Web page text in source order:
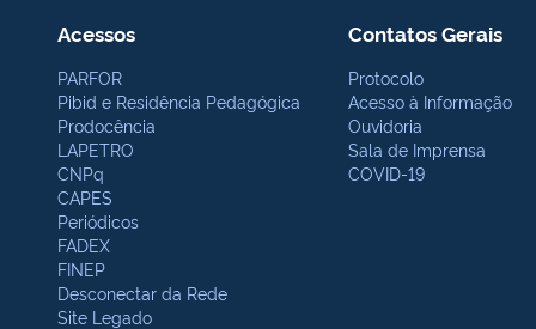
Acessos
PARFOR
Pibid e Residência Pedagógica
Prodocência
LAPETRO
CNPq
CAPES
Periódicos
FADEX
FINEP
Desconectar da Rede
Site Legado
Contatos Gerais
Protocolo
Acesso à Informação
Ouvidoria
Sala de Imprensa
COVID-19